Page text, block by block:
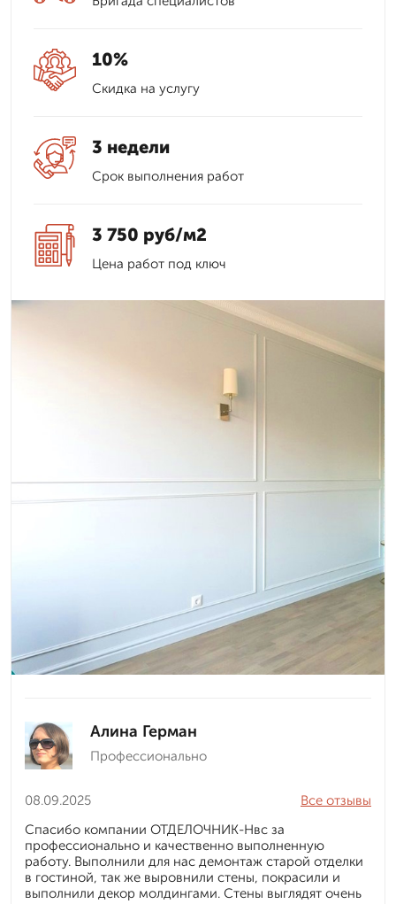
10%
Скидка на услугу
3 недели
Срок выполнения работ
3 750 руб/м2
Цена работ под ключ
Алина Герман
Профессионально
08.09.2025
Все отзывы
Спасибо компании ОТДЕЛОЧНИК-Нвс за
профессионально и качественно выполненную
работу. Выполнили для нас демонтаж старой отделки
в гостиной, так же выровнили стены, покрасили и
выполнили декор молдингами. Стены выглядят очень